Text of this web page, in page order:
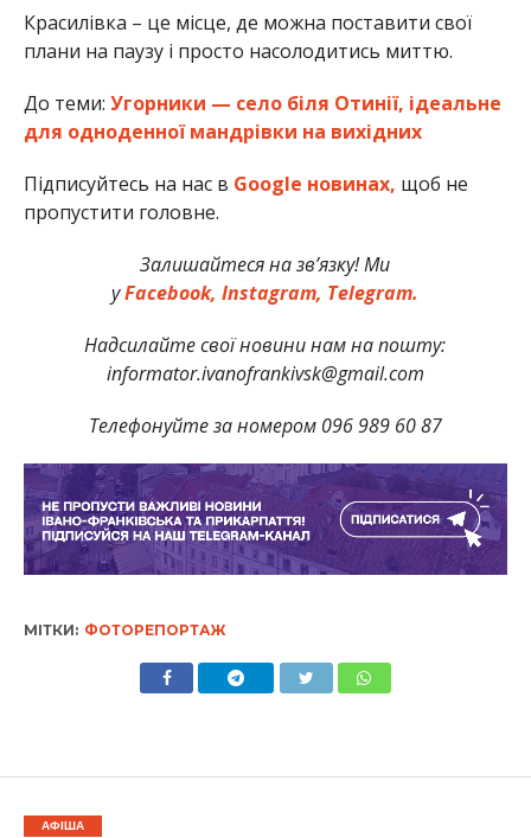
Красилівка – це місце, де можна поставити свої
плани на паузу і просто насолодитись миттю.
До теми: Угорники — село біля Отинії, ідеальне
для одноденної мандрівки на вихідних
Підписуйтесь на нас в Google новинах, щоб не
пропустити головне.
Залишайтеся на зв’язку! Ми
уFacebook, Instagram, Telegram.
Надсилайте свої новини нам на пошту:
informator.ivanofrankivsk@gmail.com
Телефонуйте за номером 096 989 60 87
МІТКИ: ФОТОРЕПОРТАЖ
АФІША